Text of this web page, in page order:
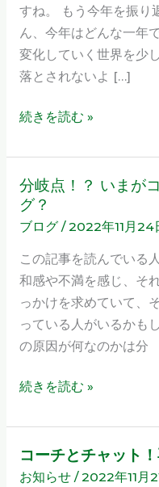
すね。 もう今年を振り
ん、今年はどんな一年
変化していく世界を少
落とされないよ […]
チ
ャ
12
度
告
知
続きを読む »
分岐点！？ いまが
グ？
ブログ/2022年11月24
この記事を読んでいる
和感や不満を感じ、そ
っかけを求めていて、
っている人がいるかも
の原因が何なのかは分
分
岐
点！？
い
ま
ー
に
会
う
タ
続きを読む »
コーチとチャット
お知らせ/2022年11月
コ
ー